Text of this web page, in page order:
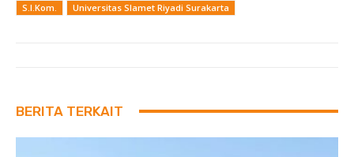
S.I.Kom.
Universitas Slamet Riyadi Surakarta
BERITA TERKAIT